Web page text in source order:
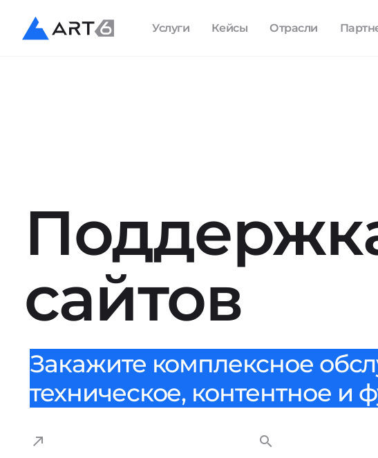
Услуги Кейсы Отрасли
сайтов
Закажите комплексное
техническое, контентное и